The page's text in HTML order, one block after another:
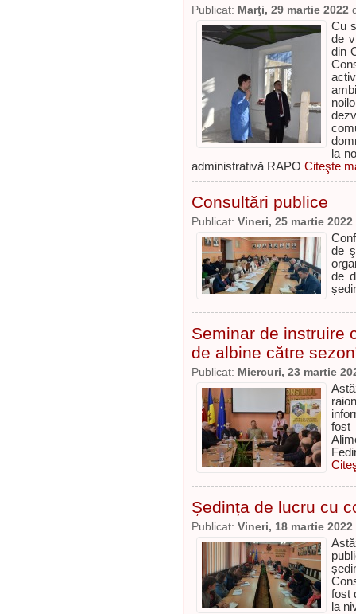
Publicat: Marţi, 29 martie 2022
Cu
de
din
la
administrativă RAPO Citeşte
Consultări publice
Publicat: Vineri, 25 martie 2022
de
de
Seminar de instruire
de albine către
Publicat: Miercuri, 23 martie
fost
Ședința de lucru cu
Publicat: Vineri, 18 martie 2022
fost
la